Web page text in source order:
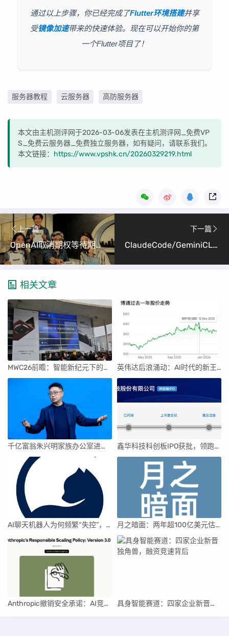
通过以上步骤，你已经完成了Flutter环境搭建并享
受镜像加速带来的快速体验。现在可以开始你的第
一个Flutter项目了！
服务器教程 云服务器 高防服务器
本文由主机测评网于2026-03-06发表在主机测评网_免费VP
S_免费云服务器_免费独立服务器，如有疑问，请联系我们。
本文链接： https://www.vpshk.cn/20260329219.html
上一篇
OpenAI取消期权等待期：AI人才争夺战再升级
下一篇
ClaudeCode/GeminiCLI/CodexCLI安装大全 (Linux服务器版：小白也能轻松上手)
相关文章
MWC26前瞻：智能新纪元下的科技盛宴 英伟达后浪涌动：AI时代的新王者与隐忧
千亿富翁朱兴明家族办公室进军VC圈 鑫华科技科创板IPO获批，领跑国内半导体材料市场
AI聊天机器人为何频繁“失控”，背后原因及解决方案解析 月之暗面：两年超100亿美元估值，K2.5引领AI新纪元
Anthropic撤销安全承诺：AI竞赛中的伦理与商业博弈 具身智能赛道：四家企业新晋独角兽，融资竞速背后